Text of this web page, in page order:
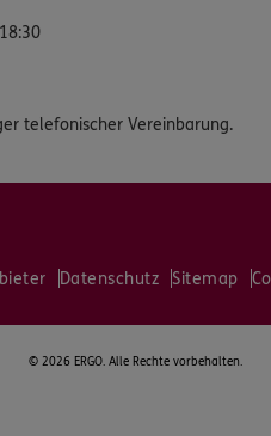
telefonischer Vereinbarung.
Datenschutz Sitemap
© 2026 ERGO. Alle Rechte vorbehalten.